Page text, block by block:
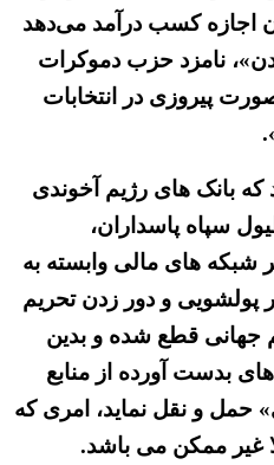
اجازه کسب درآمد می‌دهد
نامزد حزب دموکرات
پیروزی در انتخابات
بانک های رژیم آخوندی
سپاه پاسداران،
شبکه های مالی وابسته به
پولشویی و دور زدن تحریم
جهانی قطع شده و بدین
بدست آورده از منابع
حمل و نقل نماید، امری که
غیر ممکن می باشد.